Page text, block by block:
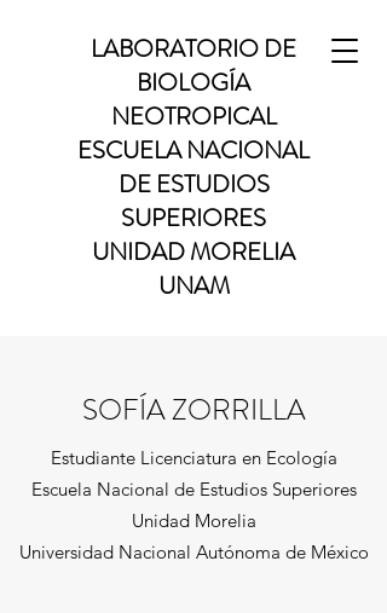
LABORATORIO DE
BIOLOGÍA
NEOTROPICAL
ESCUELA NACIONAL
DE ESTUDIOS
SUPERIORES
UNIDAD MORELIA
UNAM
SOFÍA ZORRILLA
Estudiante Licenciatura en Ecología
Escuela Nacional de Estudios Superiores
Unidad Morelia
Universidad Nacional Autónoma de México